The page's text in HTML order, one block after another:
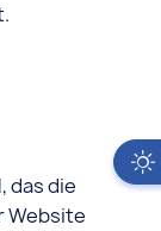
das die
Website